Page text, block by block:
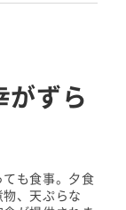
がずら
も食事。夕食
、天ぷらな